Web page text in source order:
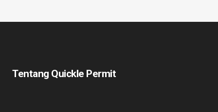
Tentang Quickle Permit